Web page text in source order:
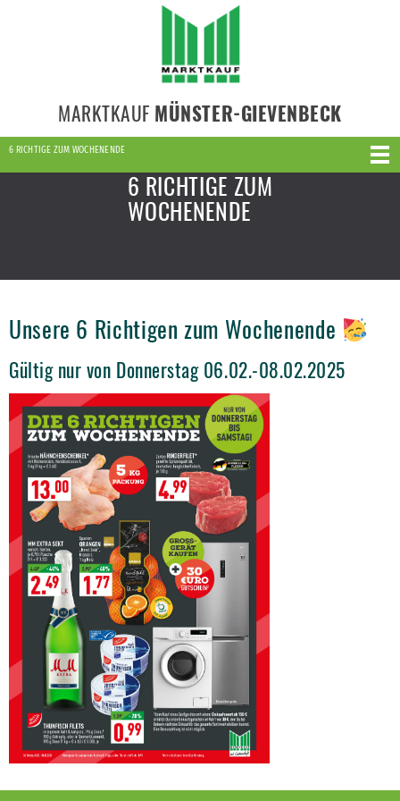
MARKTKAUF MÜNSTER-GIEVENBECK
6 RICHTIGE ZUM WOCHENENDE
6 RICHTIGE ZUM
WOCHENENDE
Unsere 6 Richtigen zum Wochenende
Gültig nur von Donnerstag 06.02.-08.02.2025